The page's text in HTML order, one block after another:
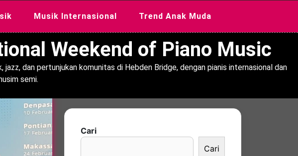
Musik Internasional Trend Anak Muda
Weekend of Piano Music
dan pertunjukan komunitas di Hebden Bridge, dengan pianis internasional dan
semi.
Cari
Cari